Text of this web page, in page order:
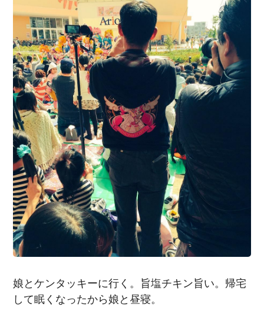
娘とケンタッキーに行く。旨塩チキン旨い。帰宅
して眠くなったから娘と昼寝。